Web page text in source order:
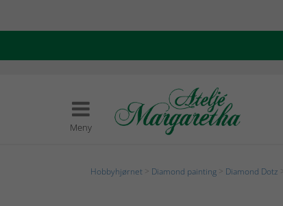
Meny
Hobbyhjørnet Diamond painting Diamond Dotz